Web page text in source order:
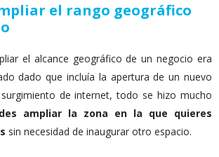
el rango geográfico
el alcance geográfico de un negocio era
dado que incluía la apertura de un nuevo
de internet, todo se hizo mucho
ampliar la zona en la que quieres
sin necesidad de inaugurar otro espacio.